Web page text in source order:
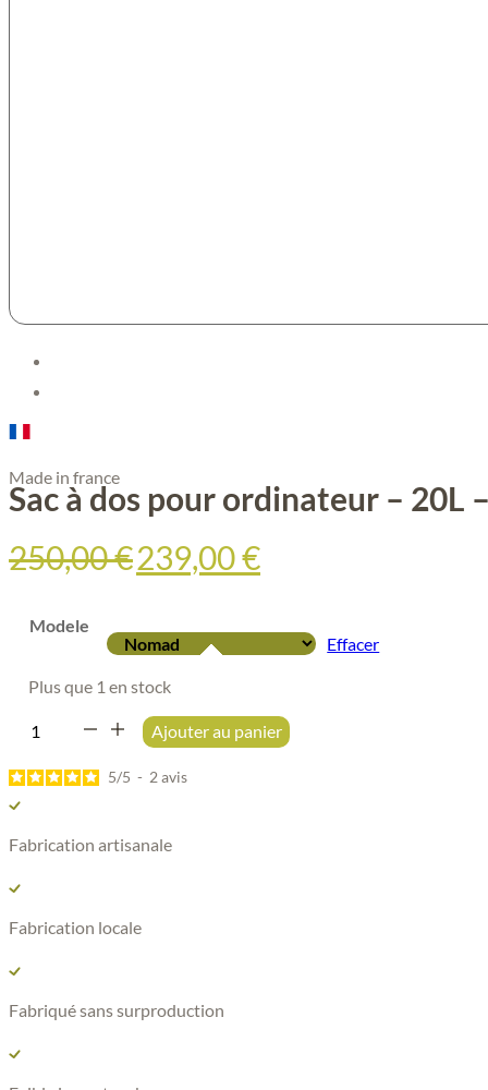
Made in france
Sac à dos pour ordinateur – 20L
250,00€Le
prix
était :
250,00 €.
239,00€Le
prix
est :
239,00 €.
Modele
Effacer
Plus que 1 en stock
quantité
Sac
pour
20L
France
Ajouter au panier
5/5 - 2 avis
Fabrication artisanale
Fabrication locale
Fabriqué sans surproduction